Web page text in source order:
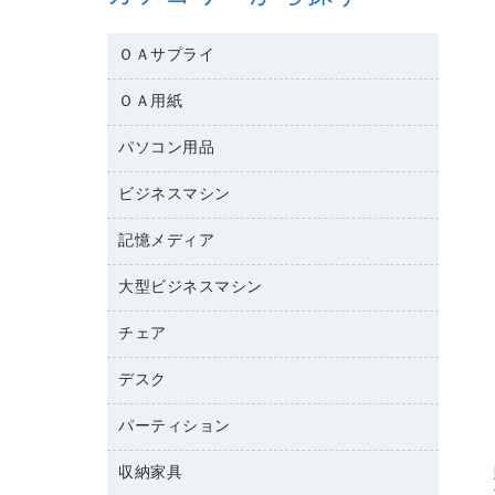
ＯＡサプライ
互換インクカートリッジ
リサイクルトナー（リターン方式）
リサイクルトナー（プール方式）
リサイクルインクカートリッジ
ファクシミリトナー
トナーカートリッジ
コピートナー
ＯＡ用紙
名刺用紙
ワープロ用紙
ラベル用紙
プロッター用紙
ハガキ用紙
その他コピー用紙・プリンタ用紙
コピー用紙
パソコン用品
パソコン周辺機器
マウスパッド
マウス
パソコンバッグ／収納用品
ネットワーク／ＬＡＮ機器
ネットワーク／ＬＡＮアクセサリー
セキュリティ用品
ビジネスマシン
電話機
レーザープリンタ／複合機
メモリーカード
プロジェクタ
ファクシミリ
デジタルカメラ
スキャナー
記憶メディア
ブルーレイディスク
ＣＤ－ＲＷ
ＣＤ－Ｒ
メディア収納用品
大型ビジネスマシン
プリンタ
チェア
応接イス・ベンチ
オフィスチェア
デスク
ミーティングテーブル
デスク
パーティション
ホワイトボード・黒板
収納家具